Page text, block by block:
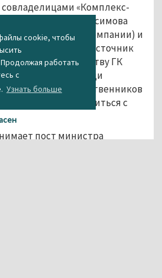
cookie, чтобы
работать
с
Узнать больше
совладелицами «Комплекс-
вместо Максимова
(получила 35% компании) и
15% компании). Источник
к руководству ГК
что появление среди
а позже родственников
компании договориться с
пост министра